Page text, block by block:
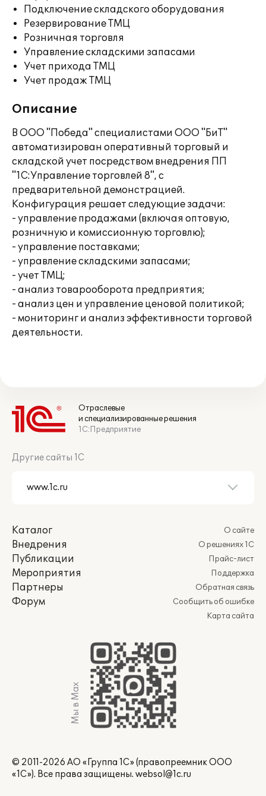
Подключение складского оборудования
Резервирование ТМЦ
Розничная торговля
Управление складскими запасами
Учет прихода ТМЦ
Учет продаж ТМЦ
Описание
В ООО "Победа" специалистами ООО "БиТ"
автоматизирован оперативный торговый и
складской учет посредством внедрения ПП
"1С:Управление торговлей 8", с
предварительной демонстрацией.
Конфигурация решает следующие задачи:
- управление продажами (включая оптовую,
розничную и комиссионную торговлю);
- управление поставками;
- управление складскими запасами;
- учет ТМЦ;
- анализ товарооборота предприятия;
- анализ цен и управление ценовой политикой;
- мониторинг и анализ эффективности торговой
деятельности.
Отраслевые
и специализированные решения
1С:Предприятие
Другие сайты 1С
Каталог
Внедрения
Публикации
Мероприятия
Партнеры
Форум
О сайте
О решениях 1С
Прайс-лист
Поддержка
Обратная связь
Сообщить об ошибке
Карта сайта
Мы в Max
© 2011-2026 АО «Группа 1С» (правопреемник ООО
«1С»). Все права защищены. websol@1c.ru